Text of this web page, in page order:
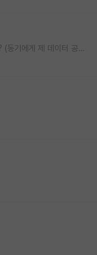
석졸 예정인데 이런 걸로 기분나빠하면 안되겠죠? (동기에게 제 데이터 공유 및 양도)